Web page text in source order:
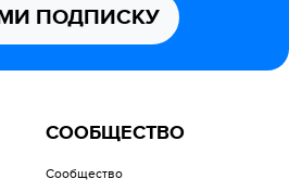
ПОДПИСКУ
СООБЩЕСТВО
Сообщество